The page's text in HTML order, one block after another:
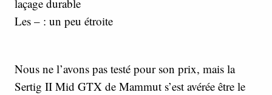
laçage durable
Les – : un peu étroite
Nous ne l’avons pas testé pour son prix, mais la
Sertig II Mid GTX de Mammut s’est avérée être le